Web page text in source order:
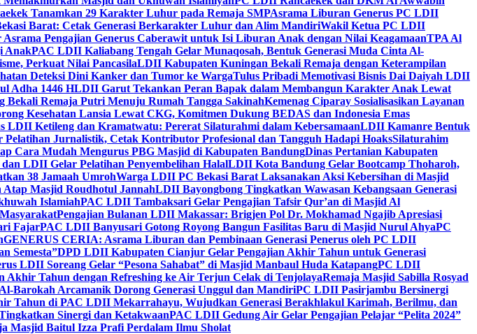
Tanamkan 29 Karakter Luhur pada Remaja SMPAsrama Liburan Generus PC LDII
Barat: Cetak Generasi Berkarakter Luhur dan Alim MandiriWakil Ketua PC LDII
Pengajian Generus Caberawit untuk Isi Liburan Anak dengan Nilai KeagamaanTPA Al
AnakPAC LDII Kaliabang Tengah Gelar Munaqosah, Bentuk Generasi Muda Cinta Al-
Perkuat Nilai PancasilaLDII Kabupaten Kuningan Bekali Remaja dengan Keterampilan
Deteksi Dini Kanker dan Tumor ke WargaTulus Pribadi Memotivasi Bisnis Dai Daiyah LDII
Adha 1446 HLDII Garut Tekankan Peran Bapak dalam Membangun Karakter Anak Lewat
Remaja Putri Menuju Rumah Tangga SakinahKemenag Ciparay Sosialisasikan Layanan
Kesehatan Lansia Lewat CKG, Komitmen Dukung BEDAS dan Indonesia Emas
LDII Ketileng dan Kramatwatu: Pererat Silaturahmi dalam KebersamaanLDII Kamanre Bentuk
Pelatihan Jurnalistik, Cetak Kontributor Profesional dan Tangguh Hadapi HoaksSilaturahim
Cara Mudah Mengurus PBG Masjid di Kabupaten BandungDinas Pertanian Kabupaten
LDII Gelar Pelatihan Penyembelihan HalalLDII Kota Bandung Gelar Bootcamp Thoharoh,
38 Jamaah UmrohWarga LDII PC Bekasi Barat Laksanakan Aksi Kebersihan di Masjid
Atap Masjid Roudhotul JannahLDII Bayongbong Tingkatkan Wawasan Kebangsaan Generasi
IslamiahPAC LDII Tambaksari Gelar Pengajian Tafsir Qur’an di Masjid Al
Pengajian Bulanan LDII Makassar: Brigjen Pol Dr. Mokhamad Ngajib Apresiasi
FajarPAC LDII Banyusari Gotong Royong Bangun Fasilitas Baru di Masjid Nurul AhyaPC
GENERUS CERIA: Asrama Liburan dan Pembinaan Generasi Penerus oleh PC LDII
Semesta”DPD LDII Kabupaten Cianjur Gelar Pengajian Akhir Tahun untuk Generasi
LDII Soreang Gelar “Pesona Sahabat” di Masjid Manbaul Huda KatapangPC LDII
Tahun dengan Refreshing ke Air Terjun Celak di TenjolayaRemaja Masjid Sabilla Rosyad
Barokah Arcamanik Dorong Generasi Unggul dan MandiriPC LDII Pasirjambu Bersinergi
Tahun di PAC LDII Mekarrahayu, Wujudkan Generasi Berakhlakul Karimah, Berilmu, dan
Sinergi dan KetakwaanPAC LDII Gedung Air Gelar Pengajian Pelajar “Pelita 2024”
Masjid Baitul Izza Prafi Perdalam Ilmu Sholat